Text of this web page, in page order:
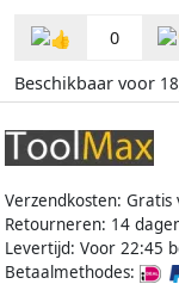
0
Beschikbaar voor
Verzendkosten: Gratis
Retourneren: 14
Levertijd: Voor 22:45
Betaalmethodes: